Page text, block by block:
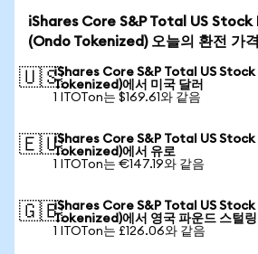
iShares Core S&P Total US Stock
(Ondo Tokenized) 오늘의 환전 가격
🇺🇸iShares Core S&P Total US
Tokenized)에서 미국 달러
1 ITOTon는 $169.61와 같음
🇪🇺iShares Core S&P Total US
Tokenized)에서 유로
1 ITOTon는 €147.19와 같음
🇬🇧iShares Core S&P Total US
Tokenized)에서 영국 파운드 스털링
1 ITOTon는 £126.06와 같음